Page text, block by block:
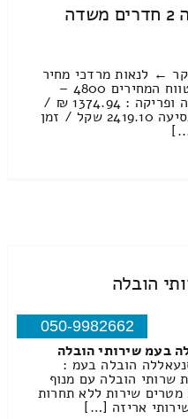
הצעת מחיר להובלת דירה 2 חדרים משדה
בוקר ← לנאות מרדכי מחיר
מחירון: 3914.56 ₪ / אלה שבטווח המחירים 4800 –
3700 ₪ עבודות סבלות , טעינה ופריקה : 1374.94 ₪ /
זמן : 53 דקות 12 שניות מחיר נסיעה 2419.10 שקל / זמן
הובלה
050-9982662
בעמ שירותי הובלה
הובלה בעמ :
שרותי הובלה עם מנוף
אריזה […]